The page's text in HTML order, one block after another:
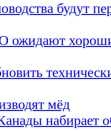
будут
ожидают
мёд
набирает